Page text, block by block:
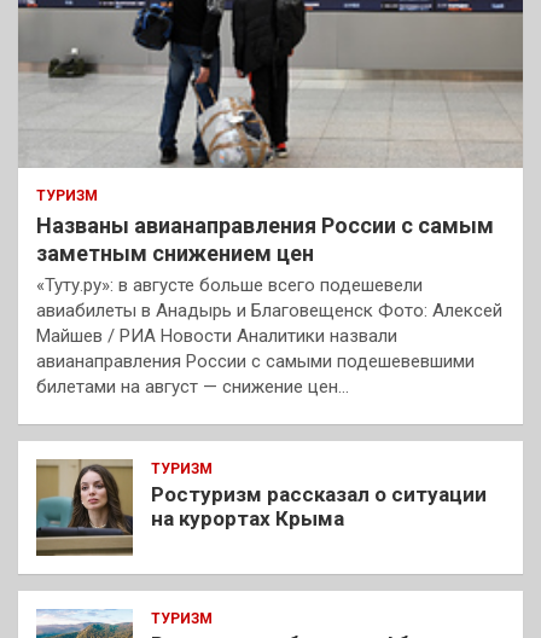
ТУРИЗМ
Названы авианаправления России с самым
заметным снижением цен
«Туту.ру»: в августе больше всего подешевели
авиабилеты в Анадырь и Благовещенск Фото: Алексей
Майшев / РИА Новости Аналитики назвали
авианаправления России с самыми подешевевшими
билетами на август — снижение цен…
ТУРИЗМ
Ростуризм рассказал о ситуации
на курортах Крыма
ТУРИЗМ